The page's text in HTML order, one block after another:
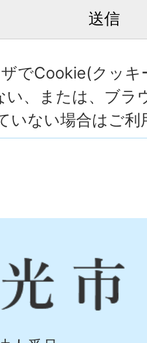
でCookie(クッキ
い、または、ブラ
いない場合はご利